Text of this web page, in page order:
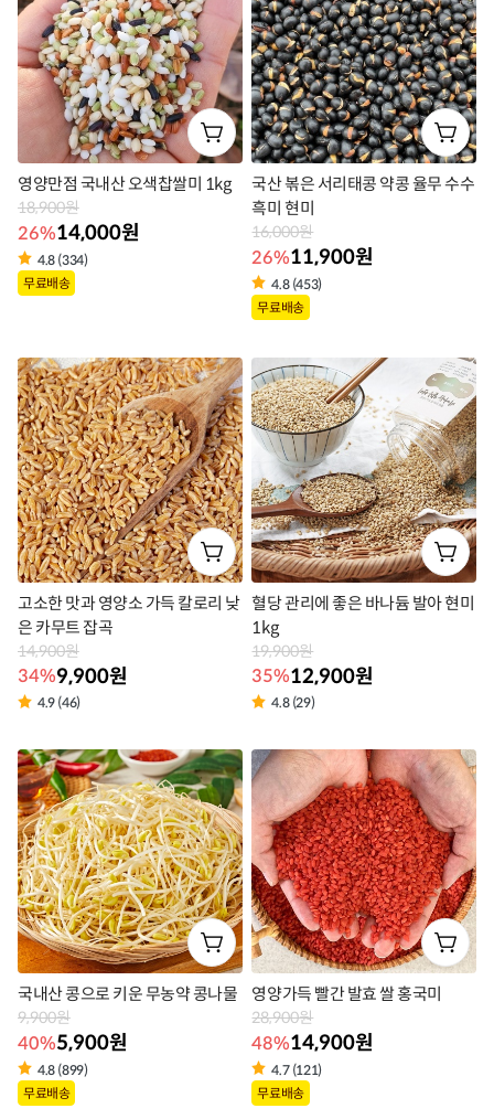
벨
영양만점 국내산 오색찹쌀미 1kg
18,900원
26%14,000원
4.8 (334)
상
라
벨
무료배송
국산 볶은 서리태콩 약콩 율무 수수
흑미 현미
16,000원
26%11,900원
4.8 (453)
상
라
벨
무료배송
고소한 맛과 영양소 가득 칼로리 낮
은 카무트 잡곡
14,900원
34%9,900원
4.9 (46)
품
라
벨
혈당 관리에 좋은 바나듐 발아 현미
1kg
19,900원
35%12,900원
4.8 (29)
품
라
벨
국내산 콩으로 키운 무농약 콩나물
9,900원
40%5,900원
4.8 (899)
상
무료배송
영양가득 빨간 발효 쌀 홍국미
28,900원
48%14,900원
4.7 (121)
상
무료배송